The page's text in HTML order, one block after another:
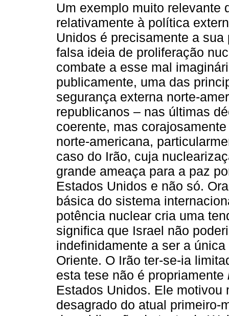
Um exemplo muito relevante
relativamente à política
Unidos é precisamente a
falsa ideia de proliferação
combate a esse mal
publicamente, uma das
segurança externa norte-
republicanos – nas últimas
coerente, mas
norte-americana,
caso do Irão, cuja
grande ameaça para a paz
Estados Unidos e não só.
básica do sistema
potência nuclear cria uma
significa que Israel não
indefinidamente a ser a
Oriente. O Irão ter-se-ia
esta tese não é propriamente
Estados Unidos. Ele motivou
desagrado do atual primeiro-